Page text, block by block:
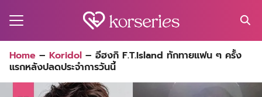
for:
Home – Koridol – อีฮงกิ F.T.Island ทักทายแฟน ๆ ครั้ง
แรกหลังปลดประจำการวันนี้